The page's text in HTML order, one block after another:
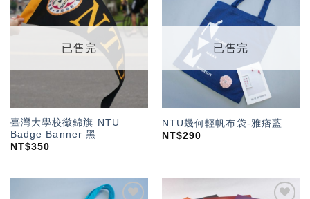
加入
「願
望輕
已售完
臺灣大學校徽錦旗 NTU
Badge Banner 黑
NT$350
望輕
單」
已售完
NTU幾何輕帆布袋-雅痞藍
NT$290